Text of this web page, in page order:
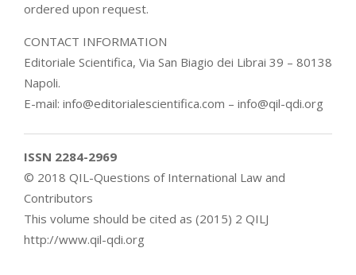
ordered upon request.
CONTACT INFORMATION
Editoriale Scientifica, Via San Biagio dei Librai 39 – 80138
Napoli.
E-mail: info@editorialescientifica.com – info@qil-qdi.org
ISSN 2284-2969
© 2018 QIL-Questions of International Law and
Contributors
This volume should be cited as (2015) 2 QILJ
http://www.qil-qdi.org